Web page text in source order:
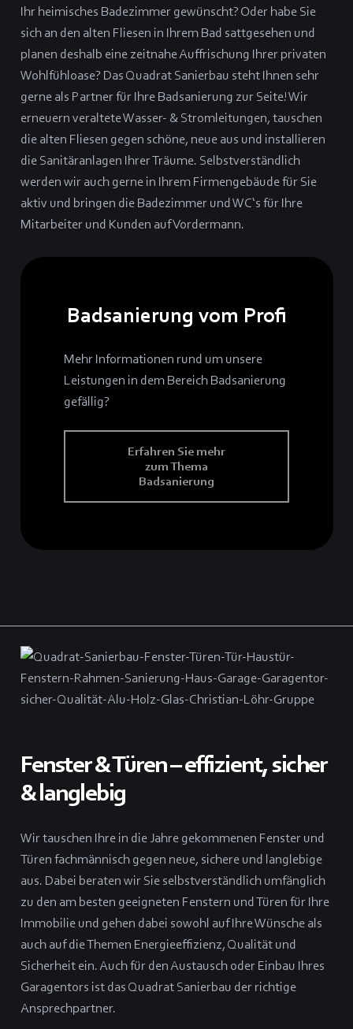
Ihr heimisches Badezimmer gewünscht? Oder habe Sie
sich an den alten Fliesen in Ihrem Bad sattgesehen und
planen deshalb eine zeitnahe Auffrischung Ihrer privaten
Wohlfühloase? Das Quadrat Sanierbau steht Ihnen sehr
gerne als Partner für Ihre Badsanierung zur Seite! Wir
erneuern veraltete Wasser- & Stromleitungen, tauschen
die alten Fliesen gegen schöne, neue aus und installieren
die Sanitäranlagen Ihrer Träume. Selbstverständlich
werden wir auch gerne in Ihrem Firmengebäude für Sie
aktiv und bringen die Badezimmer und WC‘s für Ihre
Mitarbeiter und Kunden auf Vordermann.
Badsanierung vom Profi
Mehr Informationen rund um unsere
Leistungen in dem Bereich Badsanierung
gefällig?
Erfahren Sie mehr
zum Thema
Badsanierung
Fenster & Türen – effizient, sicher
& langlebig
Wir tauschen Ihre in die Jahre gekommenen Fenster und
Türen fachmännisch gegen neue, sichere und langlebige
aus. Dabei beraten wir Sie selbstverständlich umfänglich
zu den am besten geeigneten Fenstern und Türen für Ihre
Immobilie und gehen dabei sowohl auf Ihre Wünsche als
auch auf die Themen Energieeffizienz, Qualität und
Sicherheit ein. Auch für den Austausch oder Einbau Ihres
Garagentors ist das Quadrat Sanierbau der richtige
Ansprechpartner.